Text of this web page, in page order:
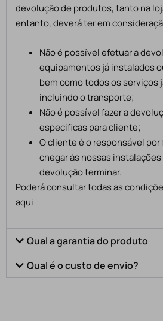
devolução de produtos, tanto na
entanto, deverá ter em
Não é possível efetuar a
equipamentos já instalados
bem como todos os serviços
incluindo o transporte;
Não é possível fazer a
especificas para cliente;
O cliente é o responsável
chegar às nossas
devolução terminar.
Poderá consultar todas as
aqui
Qual a garantia do produto
Qual é o custo de envio?